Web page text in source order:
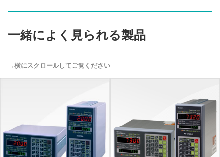
一緒によく見られる製品